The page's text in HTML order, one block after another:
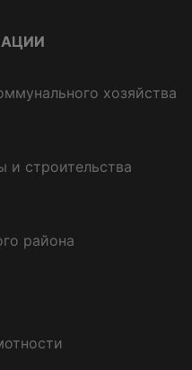
хозяйства
и строительства
района